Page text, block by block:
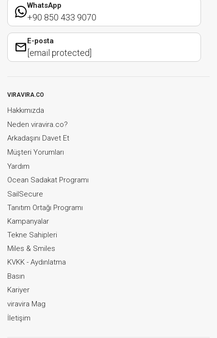
WhatsApp
+90 850 433 9070
E-posta
[email protected]
VIRAVIRA.CO
Hakkımızda
Neden viravira.co?
Arkadaşını Davet Et
Müşteri Yorumları
Yardım
Ocean Sadakat Programı
SailSecure
Tanıtım Ortağı Programı
Kampanyalar
Tekne Sahipleri
Miles & Smiles
KVKK - Aydınlatma
Basın
Kariyer
viravira Mag
İletişim